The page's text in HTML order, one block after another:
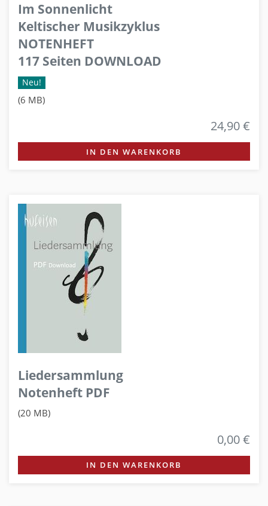
Im Sonnenlicht
Keltischer Musikzyklus
NOTENHEFT
117 Seiten DOWNLOAD
Neu!
(6 MB)
24,90 €
IN DEN WARENKORB
Liedersammlung
Notenheft PDF
(20 MB)
0,00 €
IN DEN WARENKORB